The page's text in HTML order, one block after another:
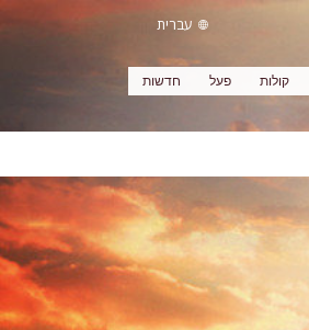
עברית
קולות פעל חדשות